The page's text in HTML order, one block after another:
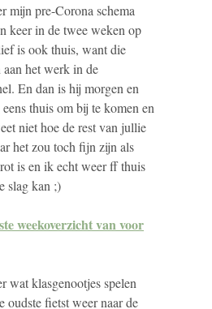
mijn pre-Corona schema
keer in de twee weken op
is ook thuis, want die
aan het werk in de
En dan is hij morgen en
thuis om bij te komen en
niet hoe de rest van jullie
het zou toch fijn zijn als
is en ik echt weer ff thuis
slag kan ;)
weekoverzicht van voor
wat klasgenootjes spelen
oudste fietst weer naar de